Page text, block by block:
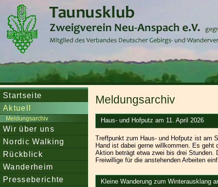
Startseite
Aktuell
Meldungsarchiv
Wir über uns
Nordic Walking
Rückblick
Wanderheim
Presseberichte
Meldungsarchiv
Haus- und Hofputz am 11. April 2026
Treffpunkt zum Haus- und Hofputz ist am
Hand ist dabei gerne willkommen. Es geht
Aktion beträgt etwa zwei bis drei Stunden.
Freiwillige für die anstehenden Arbeiten
Kleine Wanderung zum Winterausklang